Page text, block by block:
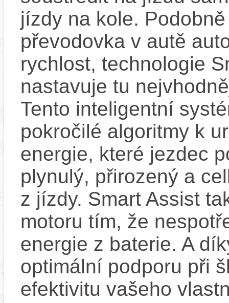
jízdy na kole.
převodovka v autě
rychlost, technologie
nastavuje tu
Tento inteligentní
pokročilé algoritmy k
energie, které jezdec
plynulý, přirozený a
z jízdy. Smart Assist
motoru tím, že
energie z baterie. A
optimální podporu při
efektivitu vašeho